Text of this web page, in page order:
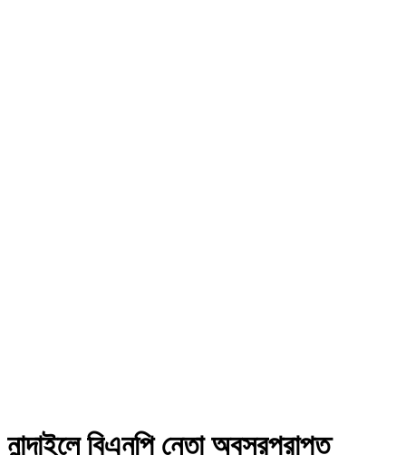
নান্দাইলে বিএনপি নেতা অবসরপ্রাপ্ত